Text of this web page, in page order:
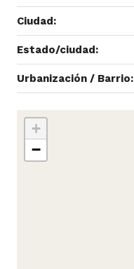
Ciudad:
Estado/ciudad:
Urbanización / Barrio:
+
−